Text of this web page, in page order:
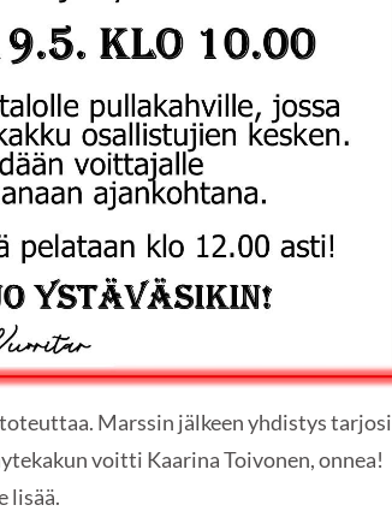
Marssin jälkeen yhdistys tarjosi
voitti Kaarina Toivonen, onnea!
lisää.